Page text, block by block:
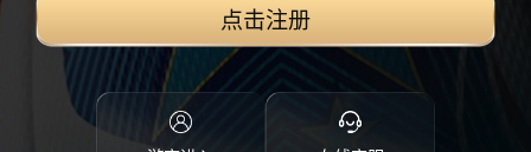
点击注册